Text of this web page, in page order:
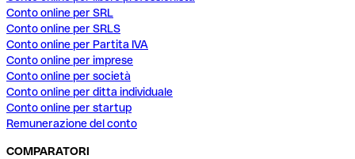
Conto online per SRL
Conto online per SRLS
Conto online per Partita IVA
Conto online per imprese
Conto online per società
Conto online per ditta individuale
Conto online per startup
Remunerazione del conto
COMPARATORI